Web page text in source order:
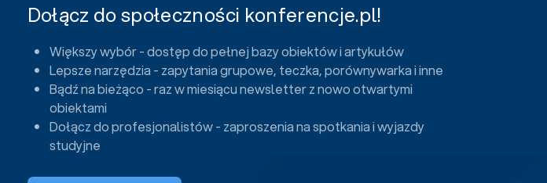
Dołącz do społeczności konferencje.pl!
Większy wybór - dostęp do pełnej bazy obiektów i artykułów
Lepsze narzędzia - zapytania grupowe, teczka, porównywarka i inne
Bądź na bieżąco - raz w miesiącu newsletter z nowo otwartymi
obiektami
Dołącz do profesjonalistów - zaproszenia na spotkania i wyjazdy
studyjne